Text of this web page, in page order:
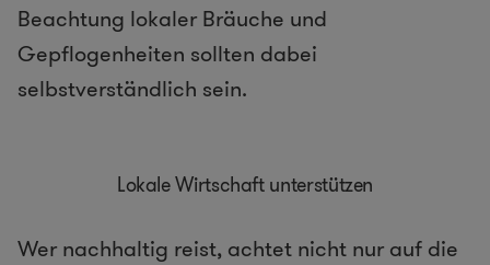
Beachtung lokaler Bräuche und
Gepflogenheiten sollten dabei
selbstverständlich sein.
Lokale Wirtschaft unterstützen
Wer nachhaltig reist, achtet nicht nur auf die